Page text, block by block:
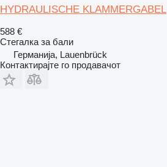
HYDRAULISCHE KLAMMERGABEL
588 €
Стегалка за бали
Германија, Lauenbrück
Контактирајте го продавачот